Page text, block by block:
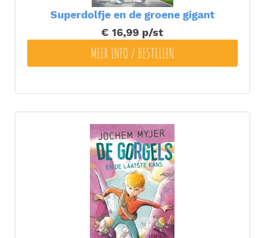
Superdolfje en de groene gigant
€ 16,99 p/st
MEER INFO / BESTELLEN